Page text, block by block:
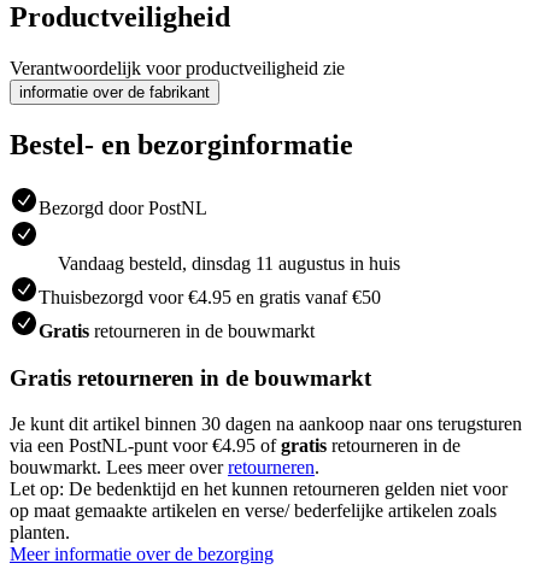
Productveiligheid
Verantwoordelijk voor productveiligheid zie
informatie over de fabrikant
Bestel- en bezorginformatie
Bezorgd door PostNL
Vandaag besteld, dinsdag 11 augustus in huis
Thuisbezorgd voor €4.95 en gratis vanaf €50
Gratis retourneren in de bouwmarkt
Gratis retourneren in de bouwmarkt
Je kunt dit artikel binnen 30 dagen na aankoop naar ons terugsturen
via een PostNL-punt voor €4.95 ofgratis retourneren in de
bouwmarkt. Lees meer overretourneren.
Let op: De bedenktijd en het kunnen retourneren gelden niet voor
op maat gemaakte artikelen en verse/ bederfelijke artikelen zoals
planten.
Meer informatie over de bezorging